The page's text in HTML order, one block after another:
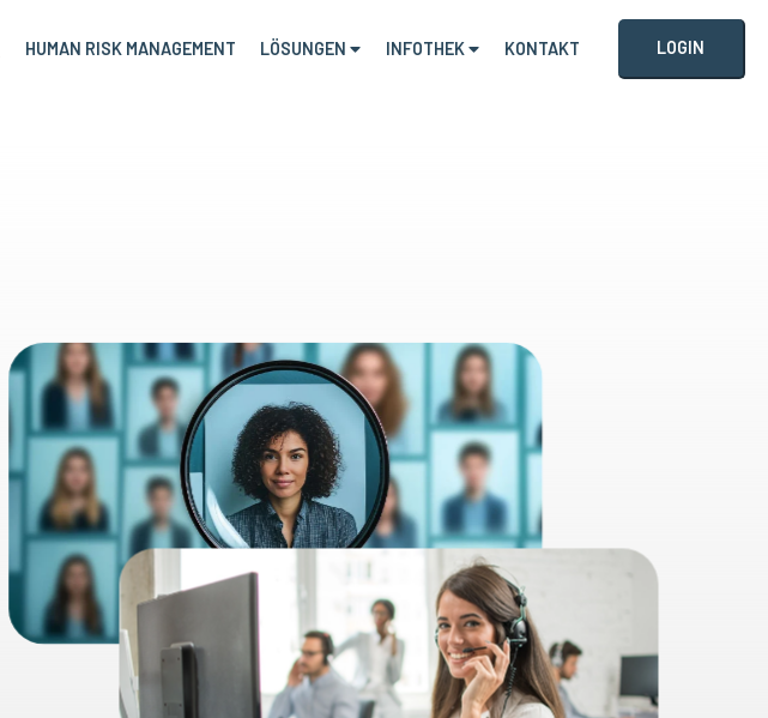
HUMAN RISK MANAGEMENT LÖSUNGEN INFOTHEK KONTAKT LOGIN